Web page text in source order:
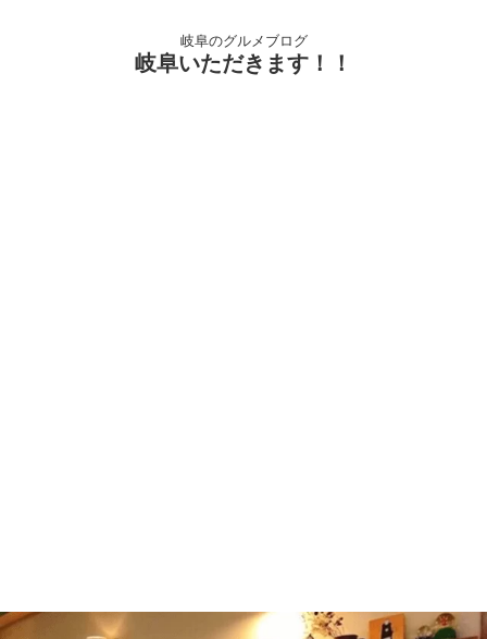
岐阜のグルメブログ
岐阜いただきます！！